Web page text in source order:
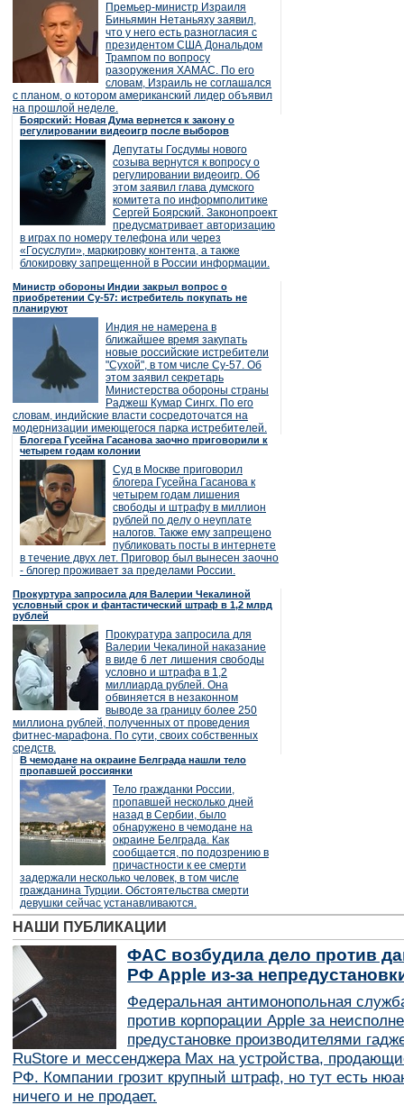
Премьер-министр Израиля
Биньямин Нетаньяху заявил,
что у него есть разногласия с
президентом США Дональдом
Трампом по вопросу
разоружения ХАМАС. По его
словам, Израиль не соглашался
с планом, о котором американский лидер объявил
на прошлой неделе.
Боярский: Новая Дума вернется к закону о
регулировании видеоигр после выборов
Депутаты Госдумы нового
созыва вернутся к вопросу о
регулировании видеоигр. Об
этом заявил глава думского
комитета по информполитике
Сергей Боярский. Законопроект
предусматривает авторизацию
в играх по номеру телефона или через
«Госуслуги», маркировку контента, а также
блокировку запрещенной в России информации.
Министр обороны Индии закрыл вопрос о
приобретении Су-57: истребитель покупать не
планируют
Индия не намерена в
ближайшее время закупать
новые российские истребители
"Сухой", в том числе Су-57. Об
этом заявил секретарь
Министерства обороны страны
Раджеш Кумар Сингх. По его
словам, индийские власти сосредоточатся на
модернизации имеющегося парка истребителей.
Блогера Гусейна Гасанова заочно приговорили к
четырем годам колонии
Суд в Москве приговорил
блогера Гусейна Гасанова к
четырем годам лишения
свободы и штрафу в миллион
рублей по делу о неуплате
налогов. Также ему запрещено
публиковать посты в интернете
в течение двух лет. Приговор был вынесен заочно
- блогер проживает за пределами России.
Прокуртура запросила для Валерии Чекалиной
условный срок и фантастический штраф в 1,2 млрд
рублей
Прокуратура запросила для
Валерии Чекалиной наказание
в виде 6 лет лишения свободы
условно и штрафа в 1,2
миллиарда рублей. Она
обвиняется в незаконном
выводе за границу более 250
миллиона рублей, полученных от проведения
фитнес-марафона. По сути, своих собственных
средств.
В чемодане на окраине Белграда нашли тело
пропавшей россиянки
Тело гражданки России,
пропавшей несколько дней
назад в Сербии, было
обнаружено в чемодане на
окраине Белграда. Как
сообщается, по подозрению в
причастности к ее смерти
задержали несколько человек, в том числе
гражданина Турции. Обстоятельства смерти
девушки сейчас устанавливаются.
НАШИ ПУБЛИКАЦИИ
ФАС возбудила дело против
РФ Apple из-за
Федеральная антимонопольная
против корпорации Apple за
предустановке производителями
RuStore и мессенджера Max на устройства,
РФ. Компании грозит крупный штраф, но тут есть
ничего и не продает.